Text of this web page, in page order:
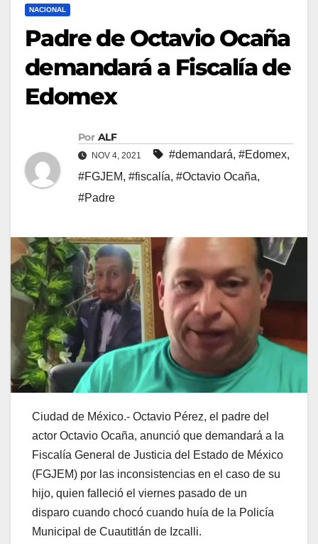
NACIONAL
Padre de Octavio Ocaña
demandará a Fiscalía de
Edomex
Por ALF
NOV 4, 2021 #demandará, #Edomex,
#FGJEM, #fiscalía, #Octavio Ocaña,
#Padre
Ciudad de México.- Octavio Pérez, el padre del
actor Octavio Ocaña, anunció que demandará a la
Fiscalía General de Justicia del Estado de México
(FGJEM) por las inconsistencias en el caso de su
hijo, quien falleció el viernes pasado de un
disparo cuando chocó cuando huía de la Policía
Municipal de Cuautitlán de Izcalli.